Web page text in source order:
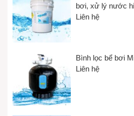
bơi, xử lý nước
Liên hệ
Bình lọc bể bơi
Liên hệ